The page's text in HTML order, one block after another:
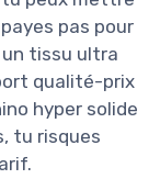
pas pour
tissu ultra
qualité-prix
hyper solide
tu risques